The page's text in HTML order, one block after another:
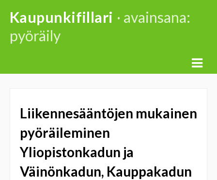
content
Kaupunkifillari · avainsana:
pyöräily
Liikennesääntöjen mukainen
pyöräileminen
Yliopistonkadun ja
Väinönkadun, Kauppakadun